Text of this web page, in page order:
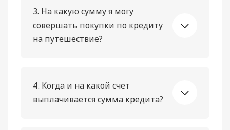
3. На какую сумму я могу
совершать покупки по кредиту
на путешествие?
4. Когда и на какой счет
выплачивается сумма кредита?